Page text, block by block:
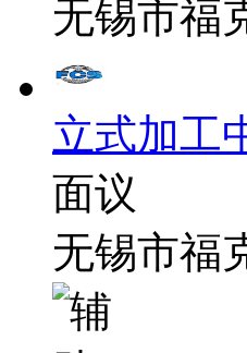
无锡市福
立式加工
面议
无锡市福